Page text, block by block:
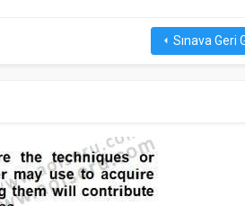
arrow_leftSınava Geri